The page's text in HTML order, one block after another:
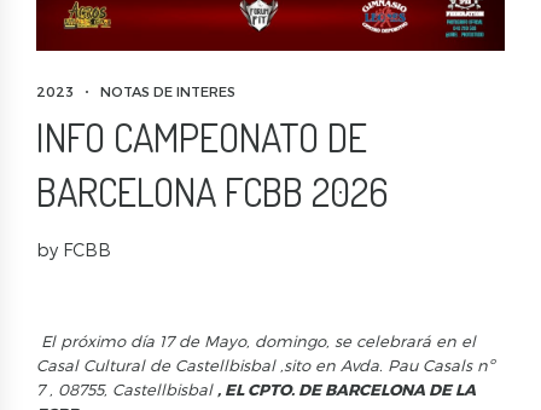
2023 NOTAS DE INTERES
INFO CAMPEONATO DE
BARCELONA FCBB 2026
by FCBB
El próximo día 17 de Mayo, domingo, se celebrará en el
Casal Cultural de Castellbisbal ,sito en Avda. Pau Casals nº
7 , 08755, Castellbisbal , EL CPTO. DE BARCELONA DE LA